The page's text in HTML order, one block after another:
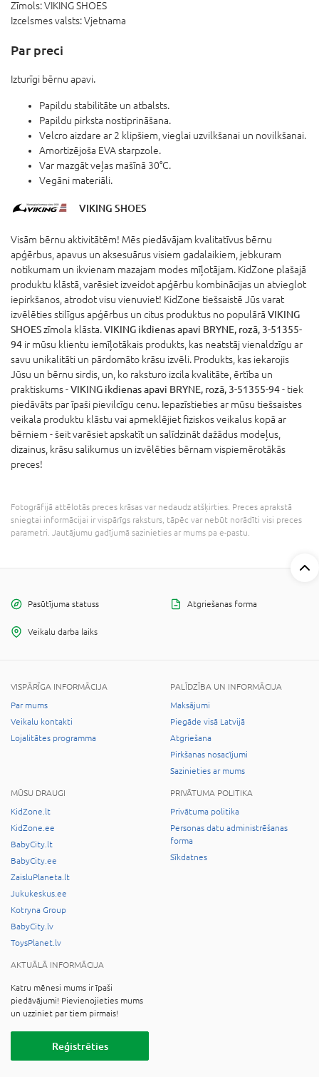
Zīmols:VIKING SHOES
Izcelsmes valsts:Vjetnama
Par preci
Izturīgi bērnu apavi.
Papildu stabilitāte un atbalsts.
Papildu pirksta nostiprināšana.
Velcro aizdare ar 2 klipšiem, vieglai uzvilkšanai un novilkšanai.
Amortizējoša EVA starpzole.
Var mazgāt veļas mašīnā 30°C.
Vegāni materiāli.
VIKING SHOES
Visām bērnu aktivitātēm! Mēs piedāvājam kvalitatīvus bērnu
apģērbus, apavus un aksesuārus visiem gadalaikiem, jebkuram
notikumam un ikvienam mazajam modes mīļotājam. KidZone plašajā
produktu klāstā, varēsiet izveidot apģērbu kombinācijas un atvieglot
iepirkšanos, atrodot visu vienuviet! KidZone tiešsaistē Jūs varat
izvēlēties stilīgus apģērbus un citus produktus no populārā VIKING
SHOESzīmola klāsta.VIKING ikdienas apavi BRYNE, rozā, 3-51355-
94 ir mūsu klientu iemīļotākais produkts, kas neatstāj vienaldzīgu ar
savu unikalitāti un pārdomāto krāsu izvēli. Produkts, kas iekarojis
Jūsu un bērnu sirdis, un, ko raksturo izcila kvalitāte, ērtība un
praktiskums -VIKING ikdienas apavi BRYNE, rozā, 3-51355-94- tiek
piedāvāts par īpaši pievilcīgu cenu. Iepazīstieties ar mūsu tiešsaistes
veikala produktu klāstu vai apmeklējiet fiziskos veikalus kopā ar
bērniem - šeit varēsiet apskatīt un salīdzināt dažādus modeļus,
dizainus, krāsu salikumus un izvēlēties bērnam vispiemērotākās
preces!
Fotogrāfijā attēlotās preces krāsas var nedaudz atšķirties. Preces aprakstā
sniegtai informācijai ir vispārīgs raksturs, tāpēc var nebūt norādīti visi preces
parametri. Jautājumu gadījumā sazinieties ar mums pa e-pastu.
Pasūtījuma statuss Atgriešanas forma
Veikalu darba laiks
VISPĀRĪGA INFORMĀCIJA
Par mums
Veikalu kontakti
Lojalitātes programma
PALĪDZĪBA UN INFORMĀCIJA
Maksājumi
Piegāde visā Latvijā
Atgriešana
Pirkšanas nosacījumi
Sazinieties ar mums
MŪSU DRAUGI
KidZone.lt
KidZone.ee
BabyCity.lt
BabyCity.ee
ZaisluPlaneta.lt
Jukukeskus.ee
Kotryna Group
BabyCity.lv
ToysPlanet.lv
PRIVĀTUMA POLITIKA
Privātuma politika
Personas datu administrēšanas
forma
Sīkdatnes
AKTUĀLĀ INFORMĀCIJA
Katru mēnesi mums ir īpaši
piedāvājumi! Pievienojieties mums
un uzziniet par tiem pirmais!
Reģistrēties